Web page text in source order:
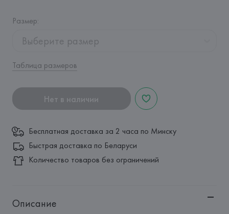
Размер:
Выберите размер
Таблица размеров
Нет в наличии
Бесплатная доставка за 2 часа по Минску
Быстрая доставка по Беларуси
Количество товаров без ограничений
Описание